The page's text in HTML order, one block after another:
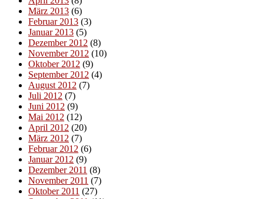
März 2013 (6)
Februar 2013 (3)
Januar 2013 (5)
Dezember 2012 (8)
November 2012 (10)
Oktober 2012 (9)
September 2012 (4)
August 2012 (7)
Juli 2012 (7)
Juni 2012 (9)
Mai 2012 (12)
April 2012 (20)
März 2012 (7)
Februar 2012 (6)
Januar 2012 (9)
Dezember 2011 (8)
November 2011 (7)
Oktober 2011 (27)